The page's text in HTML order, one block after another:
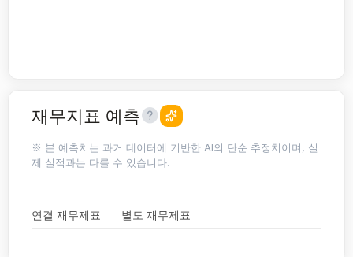
재무지표 예측
※ 본 예측치는 과거 데이터에 기반한 AI의 단순 추정치이며, 실
제 실적과는 다를 수 있습니다.
연결 재무제표 별도 재무제표